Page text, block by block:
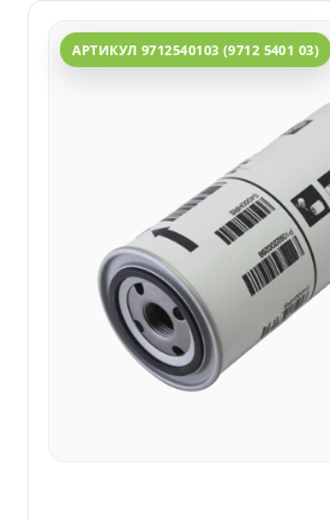
АРТИКУЛ 9712540103 (9712 5401 03)